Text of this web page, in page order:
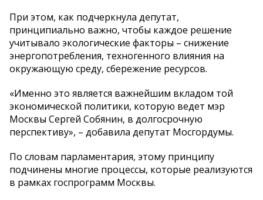
При этом, как подчеркнула депутат,
принципиально важно, чтобы каждое решение
учитывало экологические факторы – снижение
энергопотребления, техногенного влияния на
окружающую среду, сбережение ресурсов.
«Именно это является важнейшим вкладом той
экономической политики, которую ведет мэр
Москвы Сергей Собянин, в долгосрочную
перспективу», – добавила депутат Мосгордумы.
По словам парламентария, этому принципу
подчинены многие процессы, которые реализуются
в рамках госпрограмм Москвы.